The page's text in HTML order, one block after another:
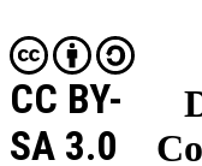
CC BY-
SA 3.0